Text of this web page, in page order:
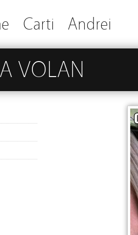
Carti Andrei
VOLAN